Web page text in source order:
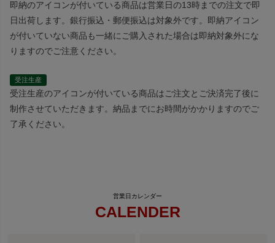
即納のアイコンが付いている商品は営業日の13時までの注文で即
日出荷します。銀行振込・郵便振込は対象外です。即納アイコン
が付いていない商品も一緒にご購入された場合は即納対象外にな
りますのでご注意ください。
受注生産
受注生産のアイコンが付いている商品はご注文とご決済完了後に
制作させていただきます。納品までにお時間がかかりますのでご
了承ください。
CALENDER